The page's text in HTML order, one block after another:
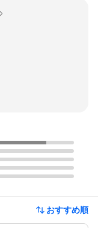
おすすめ順